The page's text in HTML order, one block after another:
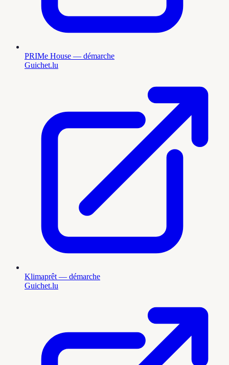
PRIMe House — démarche
Guichet.lu
Klimaprêt — démarche
Guichet.lu